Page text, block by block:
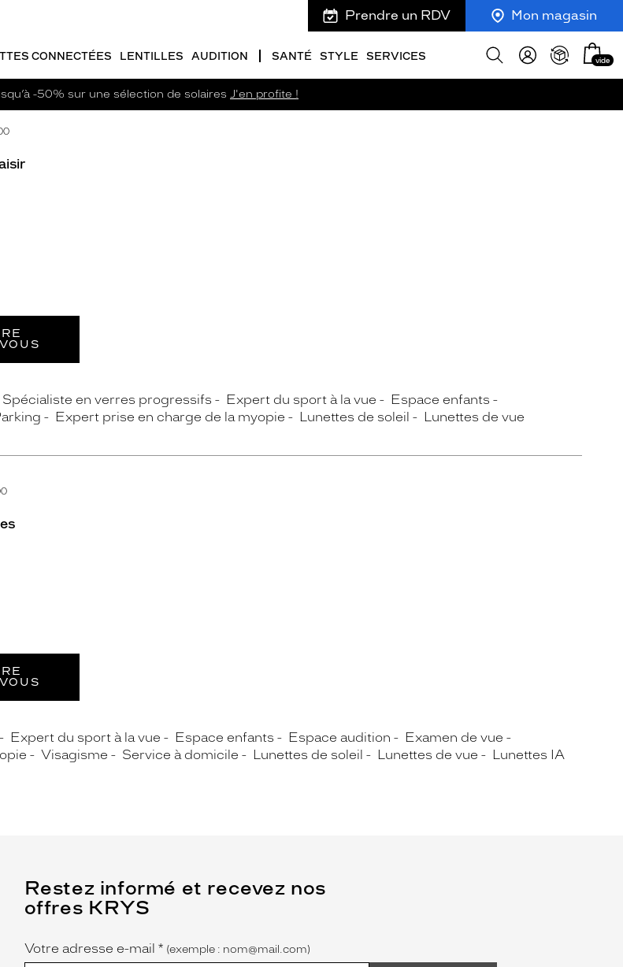
Prendre un RDV Mon magasin
CONNECTÉES LENTILLES AUDITION SANTÉ STYLE SERVICES
Afficher
Mon
panier
vide
-50% sur une sélection de solaires J'en profite !
Spécialiste en verres progressifs Expert du sport à la vue
Espace enfants
Expert prise en charge de la myopie Lunettes de soleil Lunettes de vue
Expert du sport à la vue Espace enfants Espace audition
Examen de vue
Visagisme Service à domicile Lunettes de soleil Lunettes de vue Lunettes IA
Restez informé et recevez nos
offres KRYS
Name
Votre adresse e-mail *
(Ce
champ
est
obligatoire)
(exemple : nom@mail.com)